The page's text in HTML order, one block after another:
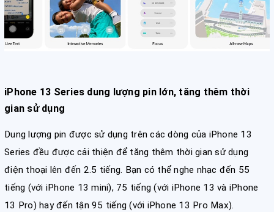
iPhone 13 Series dung lượng pin lớn, tăng thêm thời
gian sử dụng
Dung lượng pin được sử dụng trên các dòng của iPhone 13
Series đều được cải thiện để tăng thêm thời gian sử dụng
điện thoại lên đến 2.5 tiếng. Bạn có thể nghe nhạc đến 55
tiếng (với iPhone 13 mini), 75 tiếng (với iPhone 13 và iPhone
13 Pro) hay đến tận 95 tiếng (với iPhone 13 Pro Max).